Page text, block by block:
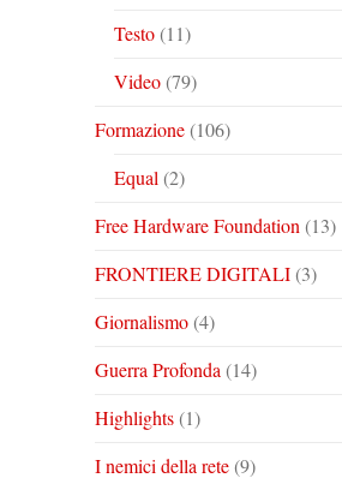
Testo(11)
Video(79)
Formazione(106)
Equal (2)
Free Hardware Foundation (13)
FRONTIERE DIGITALI(3)
Giornalismo(4)
Guerra Profonda (14)
Highlights(1)
I nemici della rete(9)